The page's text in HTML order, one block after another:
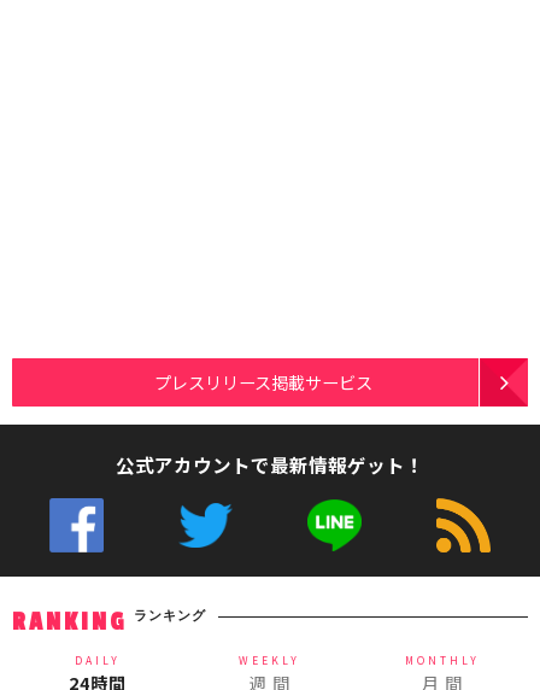
プレスリリース掲載サービス
公式アカウントで最新情報ゲット！
RANKING ランキング
DAILY
24時間
WEEKLY
週 間
MONTHLY
月 間